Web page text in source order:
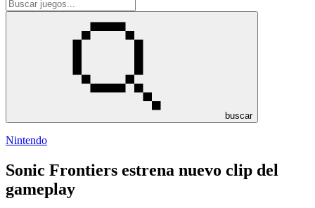
buscar
Nintendo
Sonic Frontiers estrena nuevo clip del
gameplay